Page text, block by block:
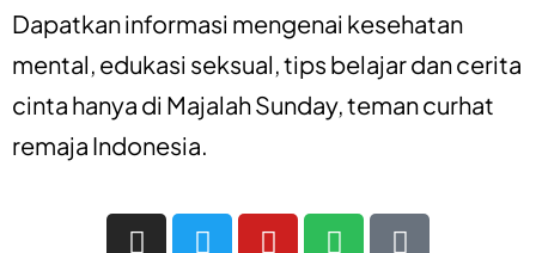
Dapatkan informasi mengenai kesehatan
mental, edukasi seksual,tips belajardancerita
cinta hanya di Majalah Sunday, teman curhat
remaja Indonesia.